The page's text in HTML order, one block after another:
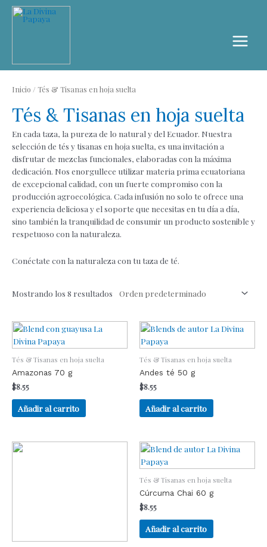
Inicio / Tés & Tisanas en hoja suelta
Tés & Tisanas en hoja suelta
En cada taza, la pureza de lo natural y del Ecuador. Nuestra
selección de tés y tisanas en hoja suelta, es una invitación a
disfrutar de mezclas funcionales, elaboradas con la máxima
dedicación. Nos enorgullece utilizar materia prima ecuatoriana
de excepcional calidad, con un fuerte compromiso con la
producción agroecológica. Cada infusión no solo te ofrece una
experiencia deliciosa y el soporte que necesitas en tu día a día,
sino también la tranquilidad de consumir un producto sostenible y
respetuoso con la naturaleza.
Conéctate con la naturaleza con tu taza de té.
Mostrando los 8 resultados
Tés & Tisanas en hoja suelta
Amazonas 70 g
$8.55
Añadir al carrito
Tés & Tisanas en hoja suelta
Andes té 50 g
$8.55
Añadir al carrito
Tés & Tisanas en hoja suelta
Cúrcuma Chai 60 g
$8.55
Añadir al carrito